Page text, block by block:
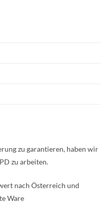
zu garantieren, haben wir
zu arbeiten.
nach Österreich und
Ware